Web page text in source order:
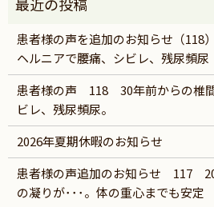
患者様の声を追加のお知らせ（
ヘルニアで腰痛、シビレ、残尿頻尿
患者様の声 118 30年前からの椎
ビレ、残尿頻尿。
2026年夏期休暇のお知らせ
患者様の声追加のお知らせ 117
の凝りが･･･。体の重心までも安定